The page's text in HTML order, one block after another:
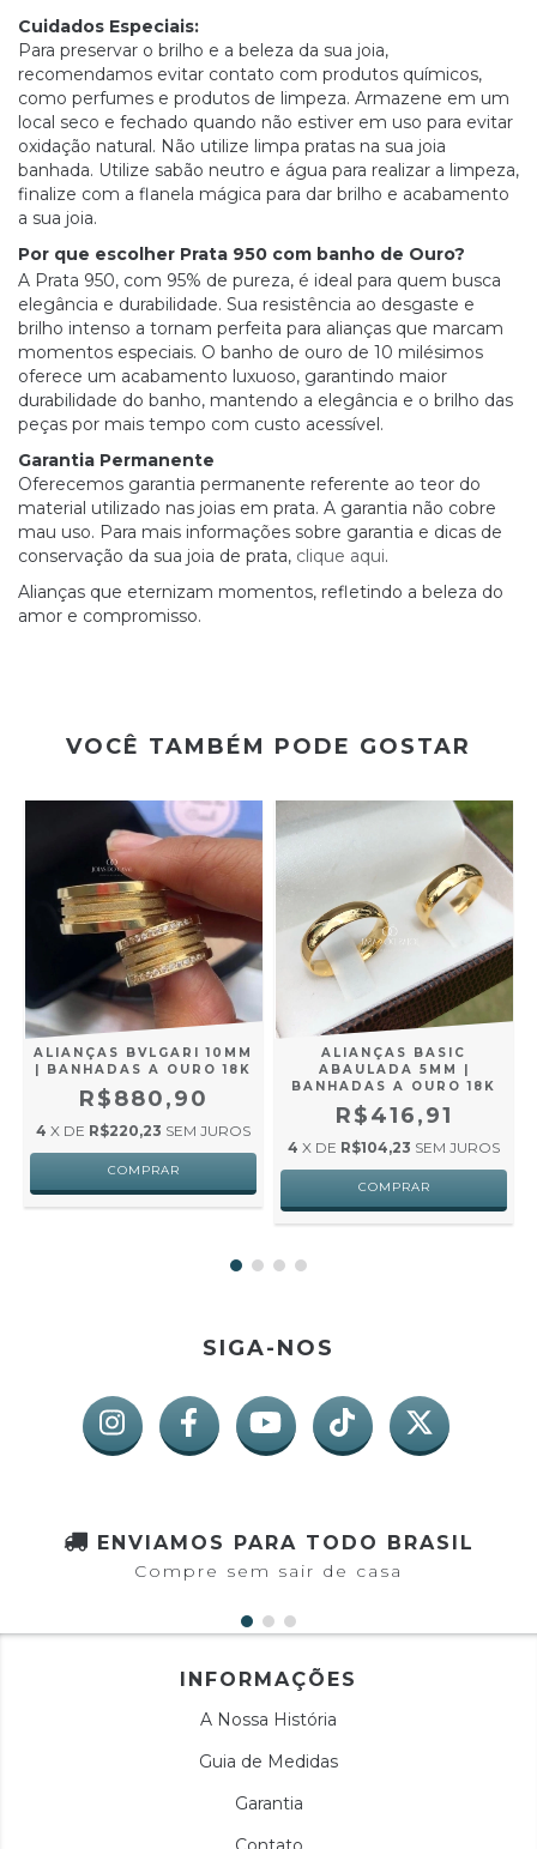
Cuidados Especiais:
Para preservar o brilho e a beleza da sua joia,
recomendamos evitar contato com produtos químicos,
como perfumes e produtos de limpeza. Armazene em um
local seco e fechado quando não estiver em uso para evitar
oxidação natural. Não utilize limpa pratas na sua joia
banhada. Utilize sabão neutro e água para realizar a limpeza,
finalize com a flanela mágica para dar brilho e acabamento
a sua joia.
Por que escolher Prata 950 com banho de Ouro?
A Prata 950, com 95% de pureza, é ideal para quem busca
elegância e durabilidade. Sua resistência ao desgaste e
brilho intenso a tornam perfeita para alianças que marcam
momentos especiais. O banho de ouro de 10 milésimos
oferece um acabamento luxuoso, garantindo maior
durabilidade do banho, mantendo a elegância e o brilho das
peças por mais tempo com custo acessível.
Garantia Permanente
Oferecemos garantia permanente referente ao teor do
material utilizado nas joias em prata. A garantia não cobre
mau uso. Para mais informações sobre garantia e dicas de
conservação da sua joia de prata, clique aqui.
Alianças que eternizam momentos, refletindo a beleza do
amor e compromisso.
VOCÊ TAMBÉM PODE GOSTAR
ALIANÇAS BVLGARI 10MM
| BANHADAS A OURO 18K
R$880,90
4 X DE R$220,23 SEM JUROS
ALIANÇAS BASIC
ABAULADA 5MM |
BANHADAS A OURO 18K
R$416,91
4 X DE R$104,23 SEM JUROS
SIGA-NOS
ENVIAMOS PARA TODO BRASIL
Compre sem sair de casa
INFORMAÇÕES
A Nossa História
Guia de Medidas
Garantia